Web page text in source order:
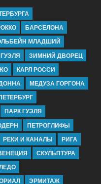
БАРСЕЛОНА
МЛАДШИЙ
ЗИМНИЙ ДВОРЕЦ
КАРЛ РОССИ
МЕДУЗА ГОРГОНА
ПАРК ГУЭЛЯ
ПЕТРОГЛИФЫ
РЕКИ И КАНАЛЫ
РИГА
СКУЛЬПТУРА
ЭРМИТАЖ